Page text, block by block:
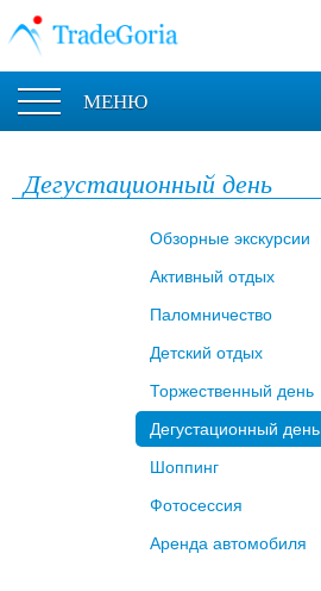
МЕНЮ
Дегустационный день
Обзорные экскурсии
Активный отдых
Паломничество
Детский отдых
Торжественный день
Дегустационный день
Шоппинг
Фотосессия
Аренда автомобиля